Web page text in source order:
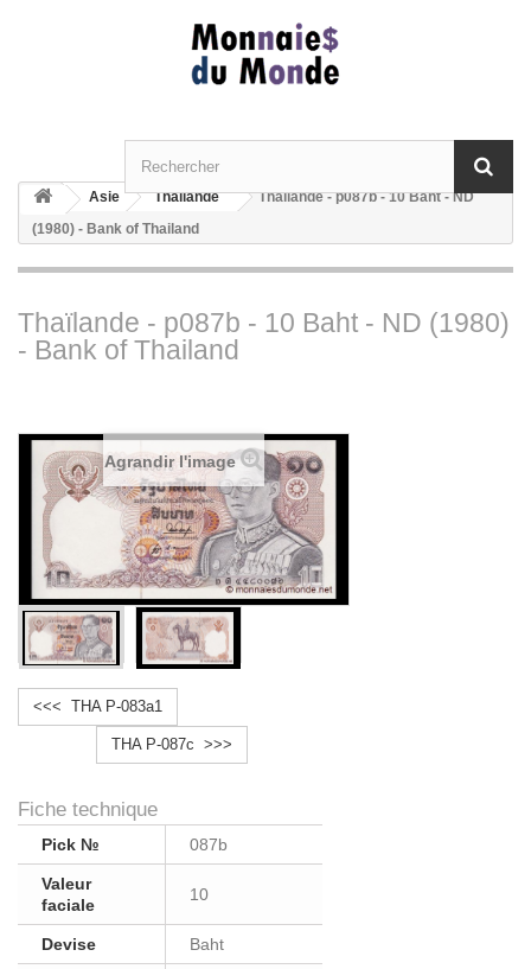
Asie Thaïlande
Thaïlande - p087b - 10 Baht - ND
(1980) - Bank of Thailand
Thaïlande - p087b - 10 Baht - ND (1980)
- Bank of Thailand
Agrandir l'image
<<< THA P-083a1
THA P-087c >>>
Fiche technique
Pick № 087b
Valeur
faciale
10
Devise Baht